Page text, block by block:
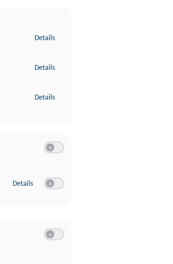
Details
Details
Details
Details zu Google Analytics